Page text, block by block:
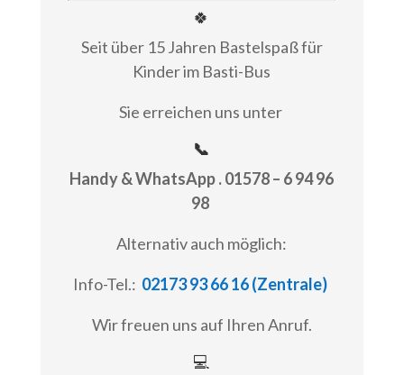
🍀
Seit über 15 Jahren Bastelspaß für
Kinder im Basti-Bus
Sie erreichen uns unter
📞
Handy & WhatsApp . 01578 – 6 94 96
98
Alternativ auch möglich:
Info-Tel.: 02173 93 66 16 (Zentrale)
Wir freuen uns auf Ihren Anruf.
💻